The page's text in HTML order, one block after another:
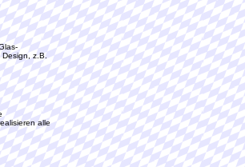
z.B.
alle